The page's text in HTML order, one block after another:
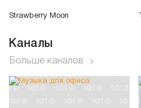
Strawberry Moon
Каналы
Больше каналов